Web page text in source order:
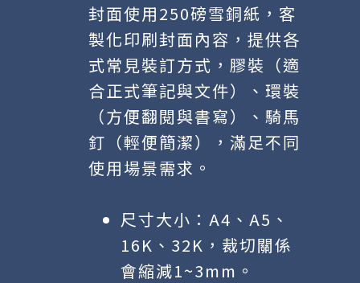
封面使用250磅雪銅紙，客
製化印刷封面內容，提供各
式常見裝訂方式，膠裝（適
合正式筆記與文件）、環裝
（方便翻閱與書寫）、騎馬
釘（輕便簡潔），滿足不同
使用場景需求。
尺寸大小：A4、A5、
16K、32K，裁切關係
會縮減1~3mm。